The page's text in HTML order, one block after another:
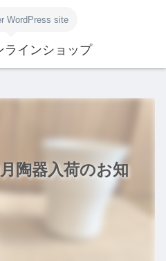
WordPress site
ラインショップ
陶器入荷のお知